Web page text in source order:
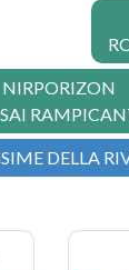
NIRPORIZON
DELLA